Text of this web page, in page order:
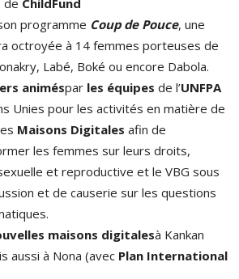
de ChildFund
programme Coup de Pouce, une
octroyée à 14 femmes porteuses de
Labé, Boké ou encore Dabola.
animéspar les équipes de l’UNFPA
Unies pour les activités en matière de
Maisons Digitales afin de
les femmes sur leurs droits,
et reproductive et le VBG sous
et de causerie sur les questions
maisons digitalesà Kankan
aussi à Nona (avec Plan International